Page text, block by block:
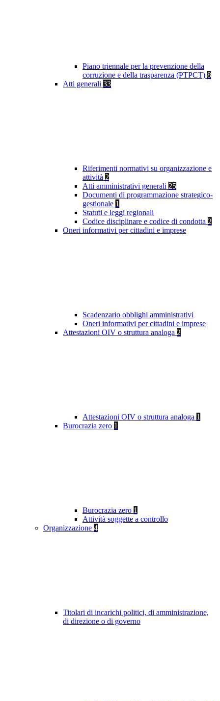
Piano triennale per la prevenzione della
corruzione e della trasparenza (PTPCT) 8
Atti generali 33
Riferimenti normativi su organizzazione e
attività 2
Atti amministrativi generali 25
Documenti di programmazione strategico-
gestionale 1
Statuti e leggi regionali
Codice disciplinare e codice di condotta 2
Oneri informativi per cittadini e imprese
Scadenzario obblighi amministrativi
Oneri informativi per cittadini e imprese
Attestazioni OIV o struttura analoga 2
Attestazioni OIV o struttura analoga 1
Burocrazia zero 1
Burocrazia zero 1
Attività soggette a controllo
Organizzazione 4
Titolari di incarichi politici, di amministrazione,
di direzione o di governo